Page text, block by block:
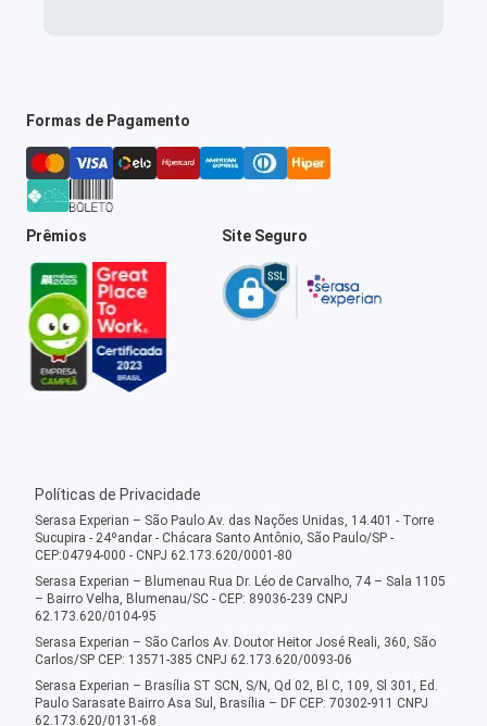
Formas de Pagamento
Prêmios Site Seguro
Políticas de Privacidade
Serasa Experian – São Paulo Av. das Nações Unidas, 14.401 - Torre
Sucupira - 24ºandar - Chácara Santo Antônio, São Paulo/SP -
CEP:04794-000 - CNPJ 62.173.620/0001-80
Serasa Experian – Blumenau Rua Dr. Léo de Carvalho, 74 – Sala 1105
– Bairro Velha, Blumenau/SC - CEP: 89036-239 CNPJ
62.173.620/0104-95
Serasa Experian – São Carlos Av. Doutor Heitor José Reali, 360, São
Carlos/SP CEP: 13571-385 CNPJ 62.173.620/0093-06
Serasa Experian – Brasília ST SCN, S/N, Qd 02, Bl C, 109, Sl 301, Ed.
Paulo Sarasate Bairro Asa Sul, Brasília – DF CEP: 70302-911 CNPJ
62.173.620/0131-68